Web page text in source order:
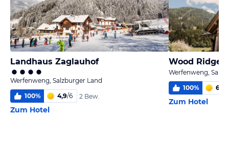
Landhaus Zaglauhof
Werfenweng, Salzburger Land
100% 4,9/6 2 Bew.
Zum Hotel
Wood Ridge
Werfenweng,
100% 6,0
Zum Hotel